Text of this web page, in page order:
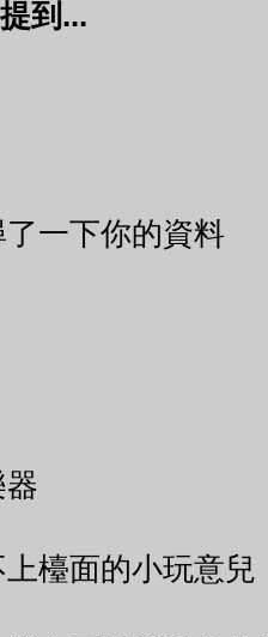
到...
了一下你的資料
檯面的小玩意兒